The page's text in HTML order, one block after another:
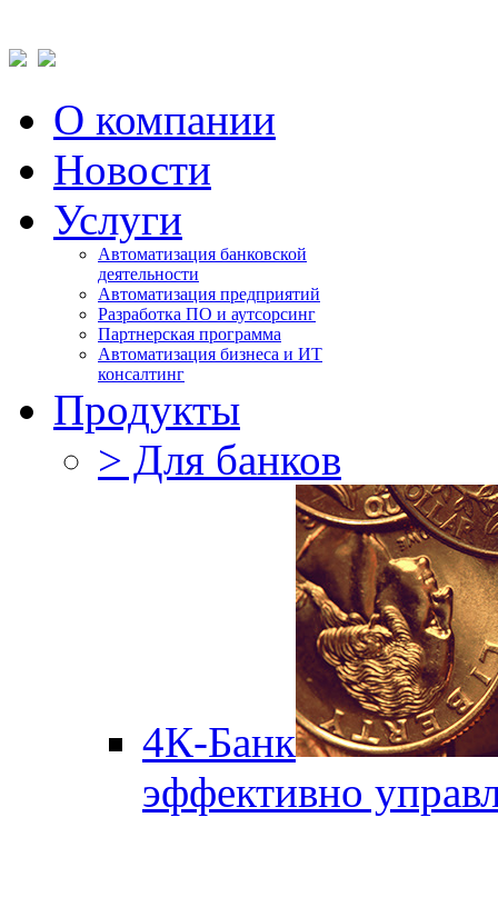
О компании
Новости
Услуги
Автоматизация банковской
деятельности
Автоматизация предприятий
Разработка ПО и аутсорсинг
Партнерская программа
Автоматизация бизнеса и ИТ
консалтинг
Продукты
> Для банков
4К-Банк
эффективно